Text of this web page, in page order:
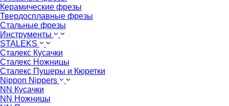
Керамические фрезы
Твердосплавные фрезы
Стальные фрезы
Инструменты
STALEKS
Сталекс Кусачки
Сталекс Ножницы
Сталекс Пушеры и Кюретки
Nippon Nippers
NN Кусачки
NN Ножницы